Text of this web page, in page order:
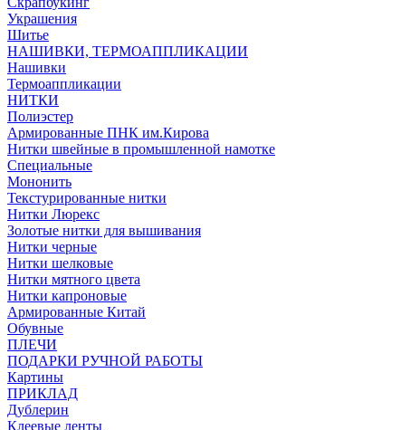
Украшения
Шитье
НАШИВКИ, ТЕРМОАППЛИКАЦИИ
Нашивки
Термоаппликации
НИТКИ
Полиэстер
Армированные ПНК им.Кирова
Нитки швейные в промышленной намотке
Специальные
Мононить
Текстурированные нитки
Нитки Люрекс
Золотые нитки для вышивания
Нитки черные
Нитки шелковые
Нитки мятного цвета
Нитки капроновые
Армированные Китай
Обувные
ПЛЕЧИ
ПОДАРКИ РУЧНОЙ РАБОТЫ
Картины
ПРИКЛАД
Дублерин
Клеевые ленты